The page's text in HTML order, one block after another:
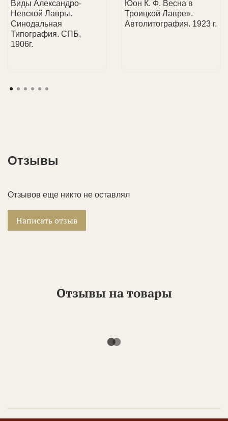
Виды Александро-
Невской Лавры.
Синодальная
Типография. СПБ,
1906г.
Юон К. Ф. Весна в
Троицкой Лавре».
Автолитография. 1923 г.
Отзывы
Отзывов еще никто не оставлял
Написать отзыв
Отзывы на товары